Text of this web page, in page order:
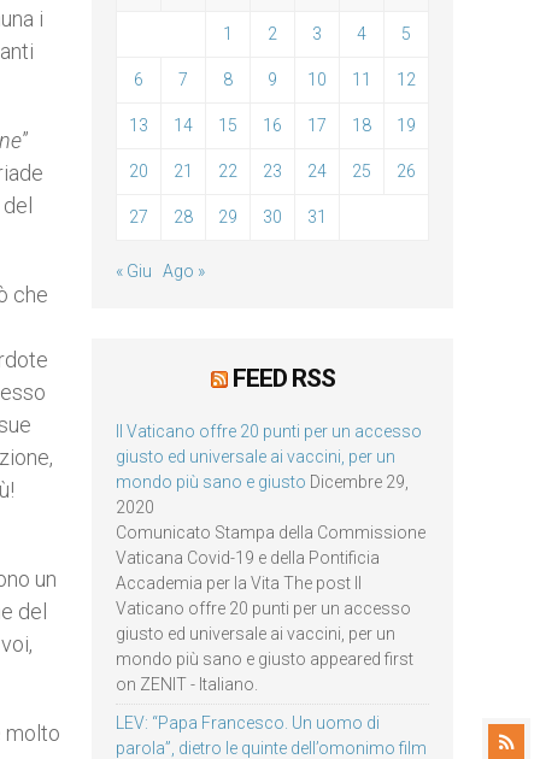
i
”
che
un
del
molto
1 2 3 4 5
6 7 8 9 10 11 12
13 14 15 16 17 18 19
20 21 22 23 24 25 26
27 28 29 30 31
« Giu Ago »
FEED RSS
Il Vaticano offre 20 punti per un accesso
giusto ed universale ai vaccini, per un
mondo più sano e giusto Dicembre 29,
2020
Comunicato Stampa della Commissione
Vaticana Covid-19 e della Pontificia
Accademia per la Vita The post Il
Vaticano offre 20 punti per un accesso
giusto ed universale ai vaccini, per un
mondo più sano e giusto appeared first
on ZENIT - Italiano.
LEV: “Papa Francesco. Un uomo di
parola”, dietro le quinte dell’omonimo film